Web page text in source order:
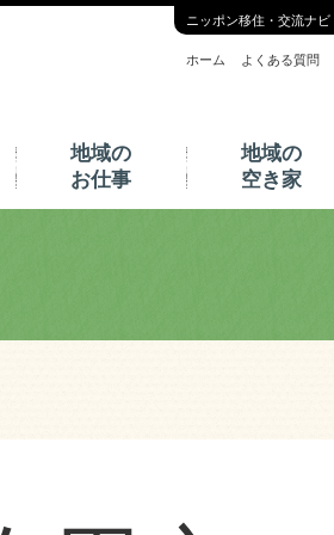
ニッポン移住・交流ナ
ホーム よくある質問
地域の
お仕事
地域の
空き家